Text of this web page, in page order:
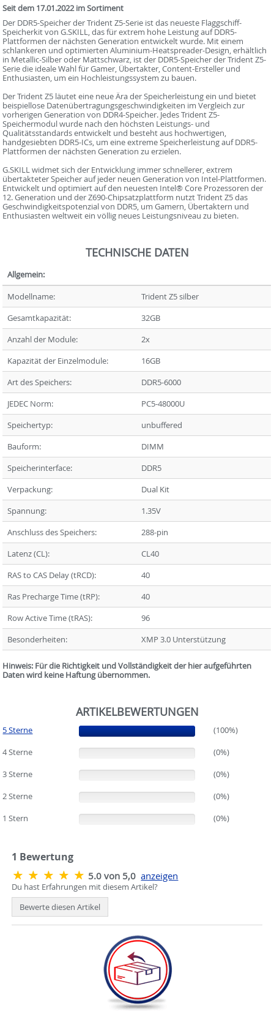
Seit dem 17.01.2022 im Sortiment
Der DDR5-Speicher der Trident Z5-Serie ist das neueste Flaggschiff-
Speicherkit von G.SKILL, das für extrem hohe Leistung auf DDR5-
Plattformen der nächsten Generation entwickelt wurde. Mit einem
schlankeren und optimierten Aluminium-Heatspreader-Design, erhältlich
in Metallic-Silber oder Mattschwarz, ist der DDR5-Speicher der Trident Z5-
Serie die ideale Wahl für Gamer, Übertakter, Content-Ersteller und
Enthusiasten, um ein Hochleistungssystem zu bauen.
Der Trident Z5 läutet eine neue Ära der Speicherleistung ein und bietet
beispiellose Datenübertragungsgeschwindigkeiten im Vergleich zur
vorherigen Generation von DDR4-Speicher. Jedes Trident Z5-
Speichermodul wurde nach den höchsten Leistungs- und
Qualitätsstandards entwickelt und besteht aus hochwertigen,
handgesiebten DDR5-ICs, um eine extreme Speicherleistung auf DDR5-
Plattformen der nächsten Generation zu erzielen.
G.SKILL widmet sich der Entwicklung immer schnellerer, extrem
übertakteter Speicher auf jeder neuen Generation von Intel-Plattformen.
Entwickelt und optimiert auf den neuesten Intel® Core Prozessoren der
12. Generation und der Z690-Chipsatzplattform nutzt Trident Z5 das
Geschwindigkeitspotenzial von DDR5, um Gamern, Übertaktern und
Enthusiasten weltweit ein völlig neues Leistungsniveau zu bieten.
TECHNISCHE DATEN
Allgemein:
Modellname:
Trident Z5 silber
Gesamtkapazität:
32GB
Anzahl der Module:
2x
Kapazität der Einzelmodule:
16GB
Art des Speichers:
DDR5-6000
JEDEC Norm:
PC5-48000U
Speichertyp:
unbuffered
Bauform:
DIMM
Speicherinterface:
DDR5
Verpackung:
Dual Kit
Spannung:
1.35V
Anschluss des Speichers:
288-pin
Latenz (CL):
CL40
RAS to CAS Delay (tRCD):
40
Ras Precharge Time (tRP):
40
Row Active Time (tRAS):
96
Besonderheiten:
XMP 3.0 Unterstützung
Hinweis: Für die Richtigkeit und Vollständigkeit der hier aufgeführten
Daten wird keine Haftung übernommen.
ARTIKELBEWERTUNGEN
5 Sterne (100%)
(100%)
4 Sterne
(0%)
3 Sterne
(0%)
2 Sterne
(0%)
1 Stern
(0%)
1 Bewertung
5.0 von 5,0 anzeigen
Du hast Erfahrungen mit diesem Artikel?
Bewerte diesen Artikel